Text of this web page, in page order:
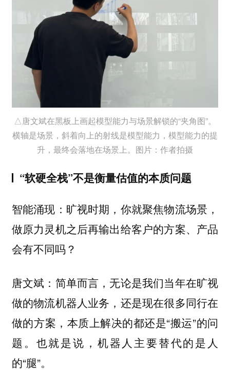
△唐文斌在黑板上画起模型能力与场景解锁的“夹角图”。
横轴是场景，斜着向上的射线是模型能力，模型能力的提
升，最终会落地在场景上。图片：作者拍摄
“软硬全栈”不是衡量估值的本质问题
智能涌现：旷视时期，你就聚焦物流场景，
做原力灵机之后再输出给客户的方案、产品
会有不同吗？
唐文斌：简单而言，无论是我们当年在旷视
做的物流机器人业务，还是现在很多同行在
做的方案，本质上解决的都还是“搬运”的问
题。也就是说，机器人主要替代的是人
的“腿”。